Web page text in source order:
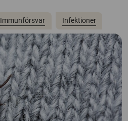
Immunförsvar Infektioner